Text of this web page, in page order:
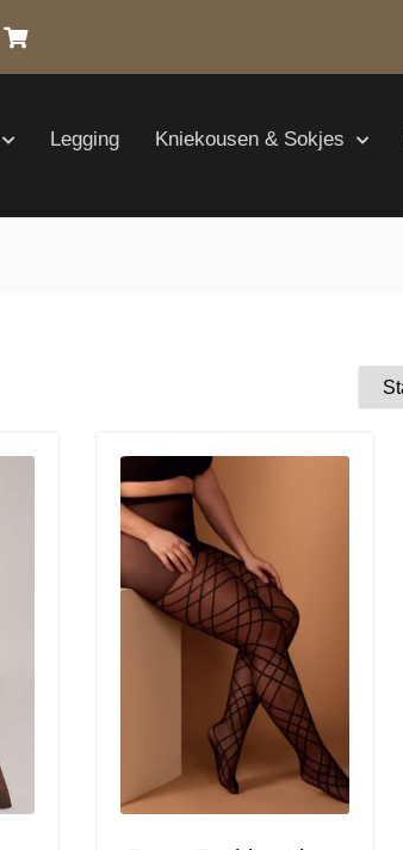
Legging Kniekousen & Sokjes